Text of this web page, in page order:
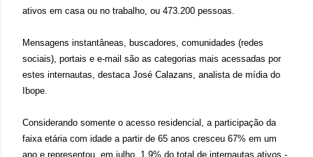
ativos em casa ou no trabalho, ou 473.200 pessoas.
Mensagens instantâneas, buscadores, comunidades (redes
sociais), portais e e-mail são as categorias mais acessadas por
estes internautas, destaca José Calazans, analista de mídia do
Ibope.
Considerando somente o acesso residencial, a participação da
faixa etária com idade a partir de 65 anos cresceu 67% em um
ano e representou, em julho, 1,9% do total de internautas ativos -